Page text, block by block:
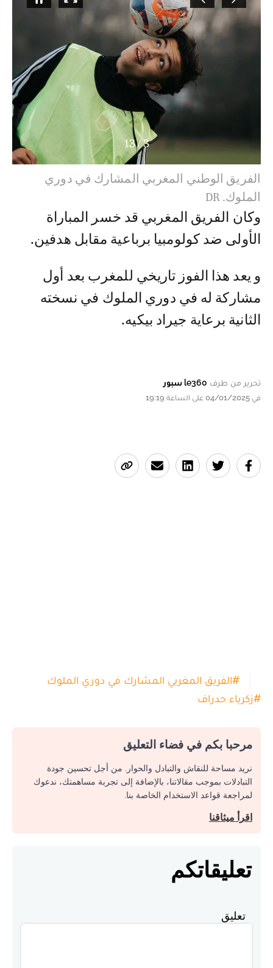
3
/
13
الفريق الوطني المغربي المشارك في دوري
الملوك. DR
وكان الفريق المغربي قد خسر المباراة
الأولى ضد كولومبيا برباعية مقابل هدفين.
و يعد هذا الفوز تاريخي للمغرب بعد أول
مشاركة له في دوري الملوك في نسخته
الثانية برعاية جيراد بيكيه.
تحرير من طرف le360 سبور
في 04/01/2025 على الساعة 19:19
#الفريق المغربي المشارك في دوري الملوك
#زكرياء حدراف
مرحبا بكم في فضاء التعليق
نريد مساحة للنقاش والتبادل والحوار. من أجل تحسين جودة
التبادلات بموجب مقالاتنا، بالإضافة إلى تجربة مساهمتك، ندعوك
لمراجعة قواعد الاستخدام الخاصة بنا.
اقرأ ميثاقنا
تعليقاتكم
تعليق